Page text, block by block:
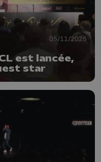
05/11/2025
est lancée,
star